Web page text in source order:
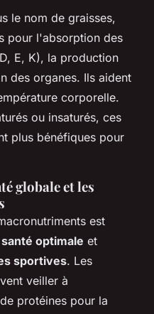
le nom de graisses,
pour l'absorption des
E, K), la production
des organes. Ils aident
corporelle.
ou insaturés, ces
plus bénéfiques pour
globale et les
est
santé optimale et
sportives. Les
veiller à
protéines pour la